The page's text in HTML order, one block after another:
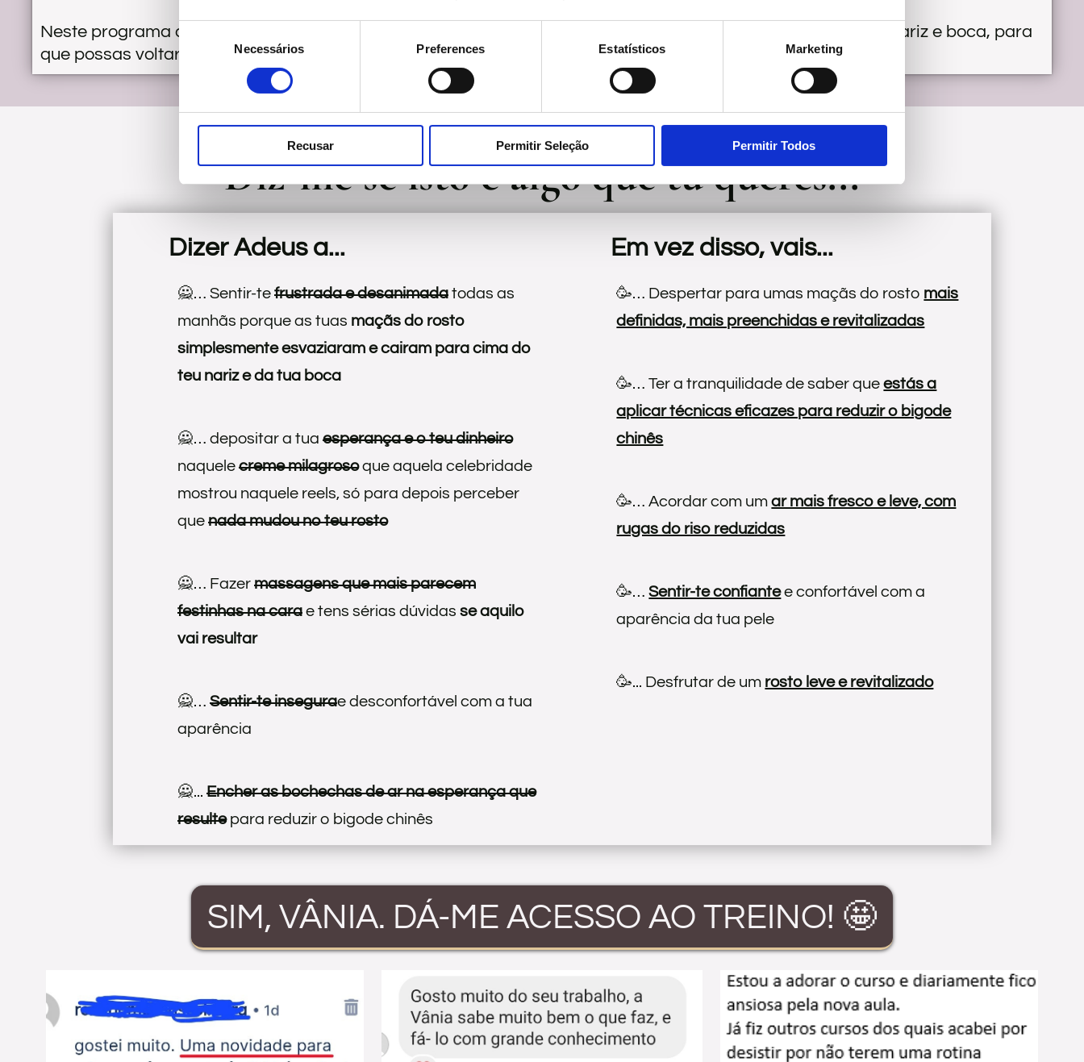
Consent
Selection
Necessários Preferences Estatísticos Marketing
Recusar Permitir Seleção Permitir Todos
Neste programa direto ao ponto, vou partilhar contigo técnicas que vão puxar esse peso para longe do teu nariz e boca, para
que possas voltar a desfrutar de um rosto leve e umas maçãs do rosto bem definidas.
Diz-me se isto é algo que tu queres...
Dizer Adeus a...
🙅… Sentir-te frustrada e desanimada todas as
manhãs porque as tuas maçãs do rosto
simplesmente esvaziaram e cairam para cima do
teu nariz e da tua boca
🙅… depositar a tua esperança e o teu dinheiro
naquele creme milagrosoque aquela celebridade
mostrou naquele reels, só para depois perceber
que nada mudou no teu rosto
🙅… Fazer massagens que mais parecem
festinhas na cara e tens sérias dúvidas se aquilo
vai resultar
🙅… Sentir-te insegurae desconfortável com a tua
aparência
🙅... Encher as bochechas de ar na esperança que
resultepara reduzir o bigode chinês
Em vez disso, vais...
🥳… Despertar para umas maçãs do rosto mais
definidas, mais preenchidas e revitalizadas
🥳… Ter a tranquilidade de saber queestás a
aplicar técnicas eficazes para reduzir o bigode
chinês
🥳… Acordar com umar mais fresco e leve, com
rugas do riso reduzidas
🥳…Sentir-te confiantee confortável com a
aparência da tua pele
🥳... Desfrutar de um rosto leve e revitalizado
SIM, VÂNIA. DÁ-ME ACESSO AO TREINO! 🤩